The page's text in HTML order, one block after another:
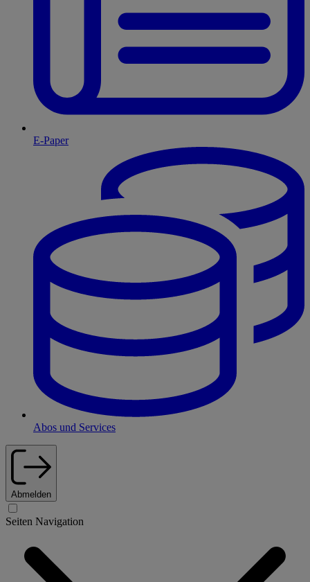
E-Paper
Abos und Services
Abmelden
Seiten Navigation